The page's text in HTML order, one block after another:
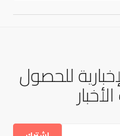
للحصول